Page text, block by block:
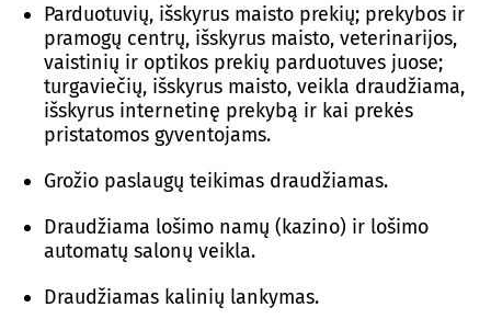
Parduotuvių, išskyrus maisto prekių; prekybos ir
pramogų centrų, išskyrus maisto, veterinarijos,
vaistinių ir optikos prekių parduotuves juose;
turgaviečių, išskyrus maisto, veikla draudžiama,
išskyrus internetinę prekybą ir kai prekės
pristatomos gyventojams.
Grožio paslaugų teikimas draudžiamas.
Draudžiama lošimo namų (kazino) ir lošimo
automatų salonų veikla.
Draudžiamas kalinių lankymas.